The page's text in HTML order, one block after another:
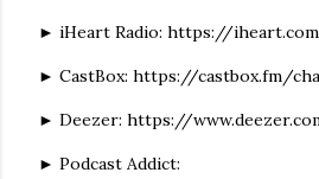
► iHeart Radio: https://
► CastBox: https://castbox.fm/
► Deezer: https://
► Podcast Addict: